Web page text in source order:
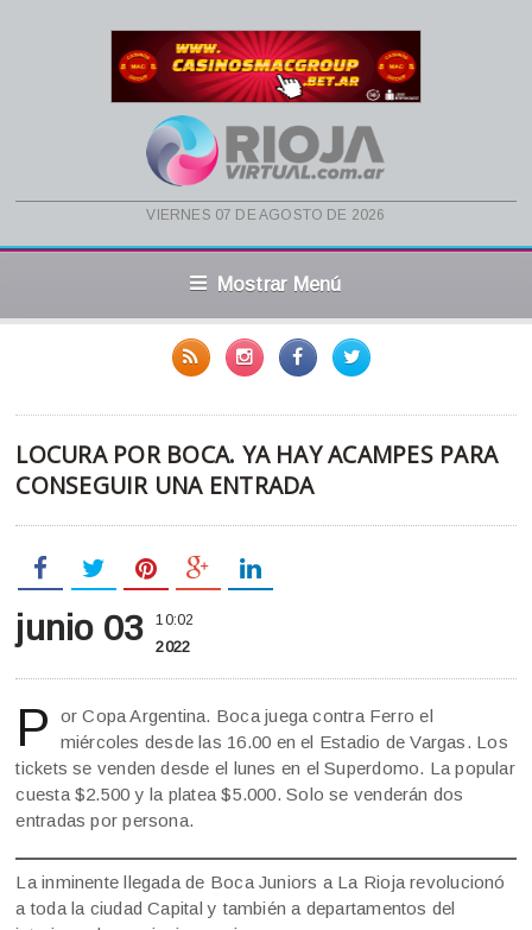
viernes 07 de agosto de 2026
Mostrar Menú
LOCURA POR BOCA. YA HAY ACAMPES PARA
CONSEGUIR UNA ENTRADA
junio 03 10:02
2022
P
or Copa Argentina. Boca juega contra Ferro el
miércoles desde las 16.00 en el Estadio de Vargas. Los
tickets se venden desde el lunes en el Superdomo. La popular
cuesta $2.500 y la platea $5.000. Solo se venderán dos
entradas por persona.
La inminente llegada de Boca Juniors a La Rioja revolucionó
a toda la ciudad Capital y también a departamentos del